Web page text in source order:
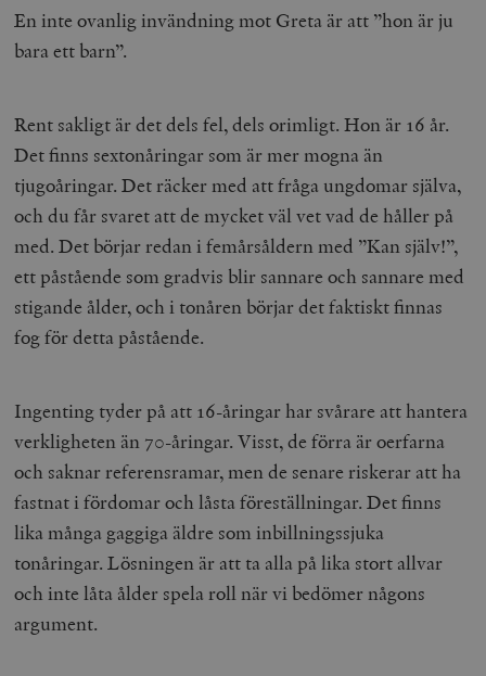
En inte ovanlig invändning mot Greta är att ”hon är ju
bara ett barn”.
Rent sakligt är det dels fel, dels orimligt. Hon är 16 år.
Det finns sextonåringar som är mer mogna än
tjugoåringar. Det räcker med att fråga ungdomar själva,
och du får svaret att de mycket väl vet vad de håller på
med. Det börjar redan i femårsåldern med ”Kan själv!”,
ett påstående som gradvis blir sannare och sannare med
stigande ålder, och i tonåren börjar det faktiskt finnas
fog för detta påstående.
Ingenting tyder på att 16-åringar har svårare att hantera
verkligheten än 70-åringar. Visst, de förra är oerfarna
och saknar referensramar, men de senare riskerar att ha
fastnat i fördomar och låsta föreställningar. Det finns
lika många gaggiga äldre som inbillningssjuka
tonåringar. Lösningen är att ta alla på lika stort allvar
och inte låta ålder spela roll när vi bedömer någons
argument.